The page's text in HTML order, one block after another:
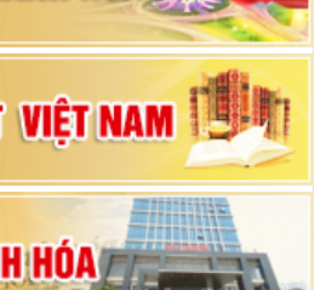
biểu Đảng bộ xã Yên Thọ lần thứ I,
– 2030
bộ xã Yên Ninh lần thứ nhất,
- 2030
Kỳ họp bất thường lần thứ 9, Quốc
luận Kỳ họp thứ 24, HĐND tỉnh